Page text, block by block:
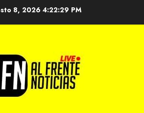
8, 2026 4:22:29 PM